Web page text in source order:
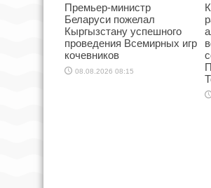
Премьер-министр
Беларуси пожелал
Кыргызстану успешного
проведения Всемирных игр
кочевников
08.08.2026 08:15